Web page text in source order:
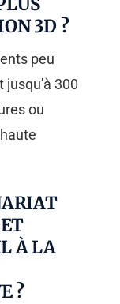
3D ?
peu
jusqu'à 300
ou
À LA
?